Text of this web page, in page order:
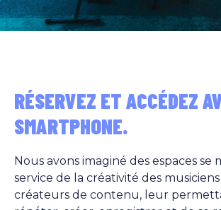
RÉSERVEZ ET ACCÉDEZ
SMARTPHONE.
Nous avons imaginé des espaces se
service de la créativité des
créateurs de contenu, leur